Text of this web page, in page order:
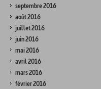
septembre 2016
août 2016
juillet 2016
juin 2016
mai 2016
avril 2016
mars 2016
février 2016